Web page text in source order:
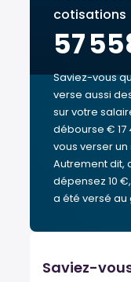
cotisations
57
Saviez-vous
verse aussi
sur votre
débourse € 17
vous verser
Autrement dit,
dépensez 10
a été versé
Saviez-